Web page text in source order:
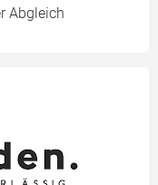
Abgleich